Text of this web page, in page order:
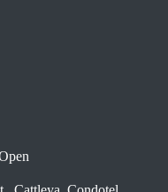
Cattleya Condotel